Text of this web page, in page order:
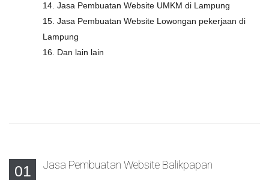
14. Jasa Pembuatan Website UMKM di Lampung
15. Jasa Pembuatan Website Lowongan pekerjaan di
Lampung
16. Dan lain lain
01 Jasa Pembuatan Website Balikpapan